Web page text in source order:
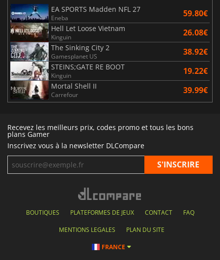
EA SPORTS Madden NFL 27
Eneba 59.80€
Hell Let Loose Vietnam
Kinguin 26.08€
The Sinking City 2
Gamesplanet US 38.92€
STEINS;GATE RE BOOT
Kinguin 19.22€
Mortal Shell II
Carrefour 39.99€
Recevez les meilleurs prix, codes promo et tous les bons
plans Gamer
Inscrivez vous à la newsletter DLCompare
BOUTIQUES PLATEFORMES DE JEUX CONTACT FAQ
MENTIONS LEGALES PLAN DU SITE
FRANCE